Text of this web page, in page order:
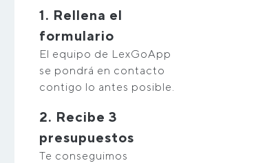
1. Rellena el
formulario
El equipo de LexGoApp
se pondrá en contacto
contigo lo antes posible.
2. Recibe 3
presupuestos
Te conseguimos